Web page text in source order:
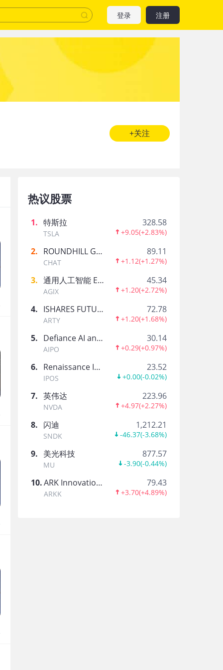
登录 注册
+关注
热议股票
1. 特斯拉
TSLA
328.58
+9.05(+2.83%)
2. ROUNDHILL GENERATIVE AI & TECHNOLOGY ETF
CHAT
89.11
+1.12(+1.27%)
3. 通用人工智能 ETF-AGIX
AGIX
45.34
+1.20(+2.72%)
4. ISHARES FUTURE AI & TECH ETF
ARTY
72.78
+1.20(+1.68%)
5. Defiance AI and Power Infrastructure ETF
AIPO
30.14
+0.29(+0.97%)
6. Renaissance International IPO ETF
IPOS
23.52
+0.00(-0.02%)
7. 英伟达
NVDA
223.96
+4.97(+2.27%)
8. 闪迪
SNDK
1,212.21
-46.37(-3.68%)
9. 美光科技
MU
877.57
-3.90(-0.44%)
10. ARK Innovation ETF
ARKK
79.43
+3.70(+4.89%)